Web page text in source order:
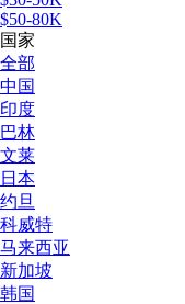
$50-80K
国家
全部
中国
印度
巴林
文莱
日本
约旦
科威特
马来西亚
新加坡
韩国